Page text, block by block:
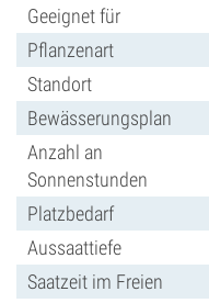
Geeignet für
Pflanzenart
Standort
Bewässerungsplan
Anzahl an
Sonnenstunden
Platzbedarf
Aussaattiefe
Saatzeit im Freien